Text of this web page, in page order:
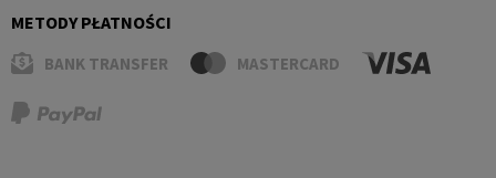
METODY PŁATNOŚCI
BANK TRANSFER MASTERCARD